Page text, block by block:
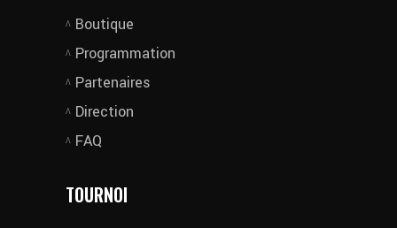
Boutique
Programmation
Partenaires
Direction
FAQ
TOURNOI